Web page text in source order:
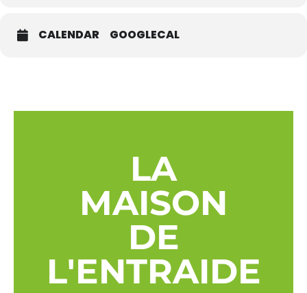
CALENDAR GOOGLECAL
LA
MAISON
DE
L'ENTRAIDE